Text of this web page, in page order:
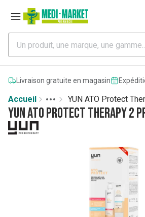
Livraison gratuite en magasin
Accueil
More
Toggle menu
YUN ATO Protect
YUN ATO Protect Therapy 2